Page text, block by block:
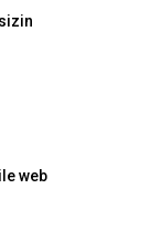
web